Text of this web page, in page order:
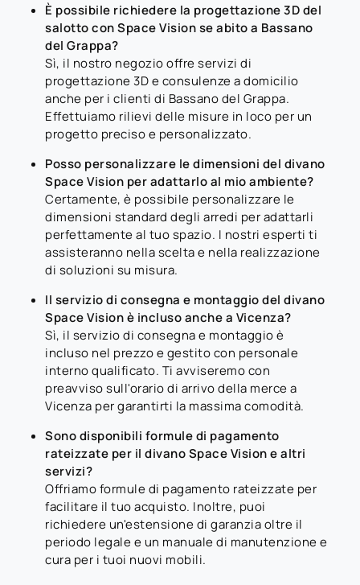
È possibile richiedere la progettazione 3D del
salotto con Space Vision se abito a Bassano
del Grappa?
Sì, il nostro negozio offre servizi di
progettazione 3D e consulenze a domicilio
anche per i clienti di Bassano del Grappa.
Effettuiamo rilievi delle misure in loco per un
progetto preciso e personalizzato.
Posso personalizzare le dimensioni del divano
Space Vision per adattarlo al mio ambiente?
Certamente, è possibile personalizzare le
dimensioni standard degli arredi per adattarli
perfettamente al tuo spazio. I nostri esperti ti
assisteranno nella scelta e nella realizzazione
di soluzioni su misura.
Il servizio di consegna e montaggio del divano
Space Vision è incluso anche a Vicenza?
Sì, il servizio di consegna e montaggio è
incluso nel prezzo e gestito con personale
interno qualificato. Ti avviseremo con
preavviso sull'orario di arrivo della merce a
Vicenza per garantirti la massima comodità.
Sono disponibili formule di pagamento
rateizzate per il divano Space Vision e altri
servizi?
Offriamo formule di pagamento rateizzate per
facilitare il tuo acquisto. Inoltre, puoi
richiedere un'estensione di garanzia oltre il
periodo legale e un manuale di manutenzione e
cura per i tuoi nuovi mobili.